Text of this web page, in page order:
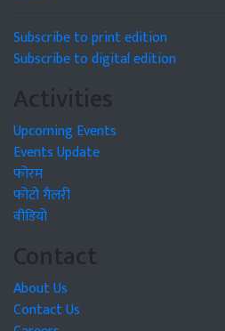
Subscribe to print edition
Subscribe to digital edition
Activities
Upcoming Events
Events Update
फोरम
फोटो गैलरी
वीडियो
Contact
About Us
Contact Us